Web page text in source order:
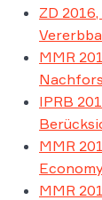
ZD
MMR
IPRB
MMR
MMR